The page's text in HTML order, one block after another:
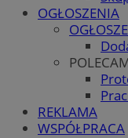
OGŁOSZENIA
REKLAMA
WSPÓŁPRACA